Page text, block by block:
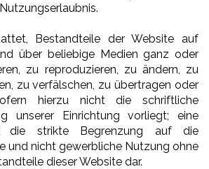
Bestandteile der Website auf
über beliebige Medien ganz oder
zu reproduzieren, zu ändern, zu
zu verfälschen, zu übertragen oder
hierzu nicht die schriftliche
unserer Einrichtung vorliegt; eine
die strikte Begrenzung auf die
und nicht gewerbliche Nutzung ohne
dieser Website dar.